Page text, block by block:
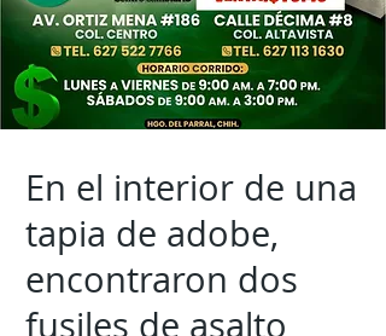
En el interior de una
tapia de adobe,
encontraron dos
fusiles de asalto